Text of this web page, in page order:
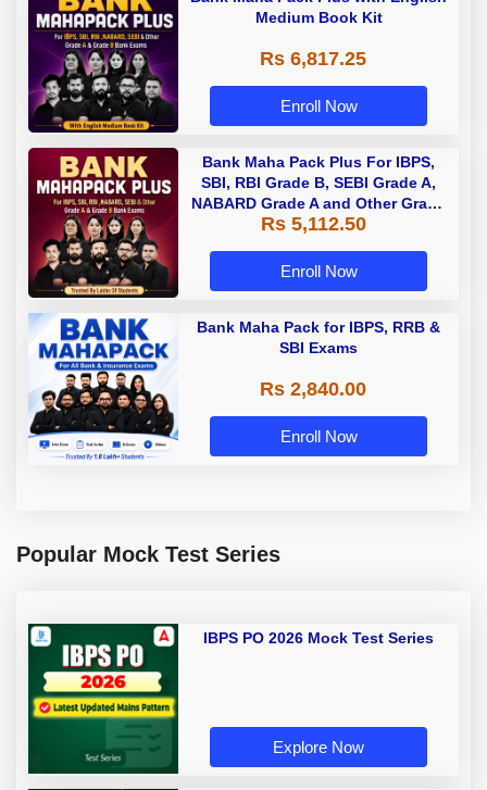
Medium Book Kit
Rs 6,817.25
Enroll Now
Bank Maha Pack Plus For IBPS,
SBI, RBI Grade B, SEBI Grade A,
NABARD Grade A and Other Grade
A & Grade B Bank Exams
Rs 5,112.50
Enroll Now
Bank Maha Pack for IBPS, RRB &
SBI Exams
Rs 2,840.00
Enroll Now
Popular Mock Test Series
IBPS PO 2026 Mock Test Series
Explore Now